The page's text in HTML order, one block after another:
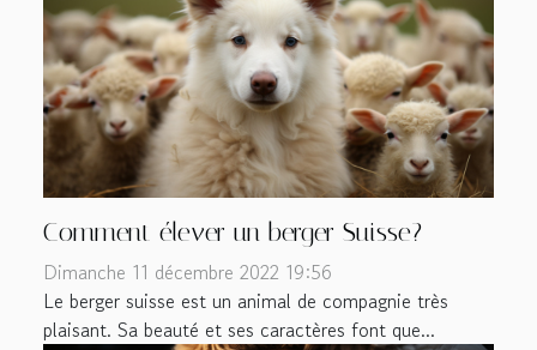
Comment élever un berger Suisse?
Dimanche 11 décembre 2022 19:56
Le berger suisse est un animal de compagnie très
plaisant. Sa beauté et ses caractères font que...